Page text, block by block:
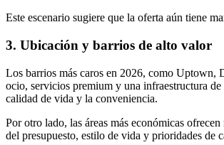
Este escenario sugiere que la oferta aún tiene
3. Ubicación y barrios de alto valor
Los barrios más caros en 2026, como Uptown,
ocio, servicios premium y una infraestructura
calidad de vida y la conveniencia.
Por otro lado, las áreas más económicas
del presupuesto, estilo de vida y prioridades de